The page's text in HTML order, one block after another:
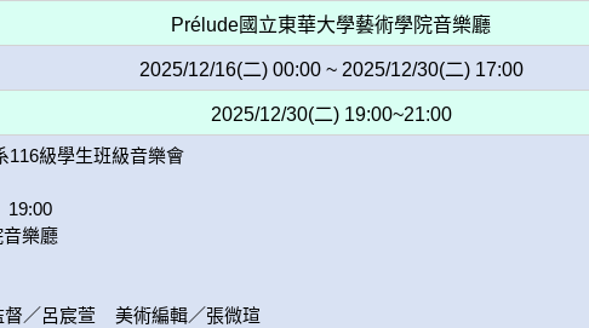
Prélude國立東華大學藝術學院音樂廳
2025/12/16(二) 00:00 ~ 2025/12/30(二) 17:00
2025/12/30(二) 19:00~21:00
116級學生班級音樂會
19:00
樂廳
／呂宸萱    美術編輯／張微瑄